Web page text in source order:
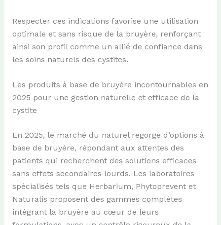
Respecter ces indications favorise une utilisation
optimale et sans risque de la bruyère, renforçant
ainsi son profil comme un allié de confiance dans
les soins naturels des cystites.
Les produits à base de bruyère incontournables en
2025 pour une gestion naturelle et efficace de la
cystite
En 2025, le marché du naturel regorge d’options à
base de bruyère, répondant aux attentes des
patients qui recherchent des solutions efficaces
sans effets secondaires lourds. Les laboratoires
spécialisés tels que Herbarium, Phytoprevent et
Naturalis proposent des gammes complètes
intégrant la bruyère au cœur de leurs